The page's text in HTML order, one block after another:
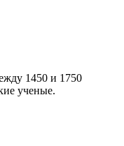
1450 и 1750
ученые.